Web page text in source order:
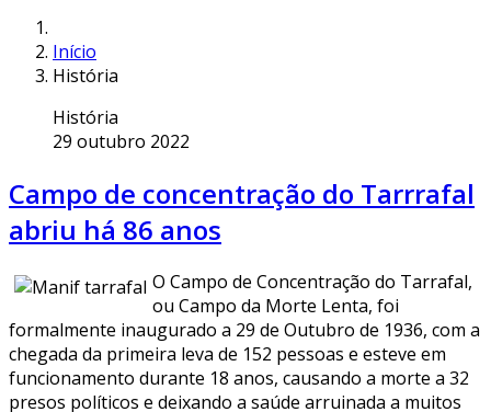
Início
História
História
29 outubro 2022
Campo de concentração do Tarrrafal
abriu há 86 anos
O Campo de Concentração do Tarrafal,
ou Campo da Morte Lenta, foi
formalmente inaugurado a 29 de Outubro de 1936, com a
chegada da primeira leva de 152 pessoas e esteve em
funcionamento durante 18 anos, causando a morte a 32
presos políticos e deixando a saúde arruinada a muitos